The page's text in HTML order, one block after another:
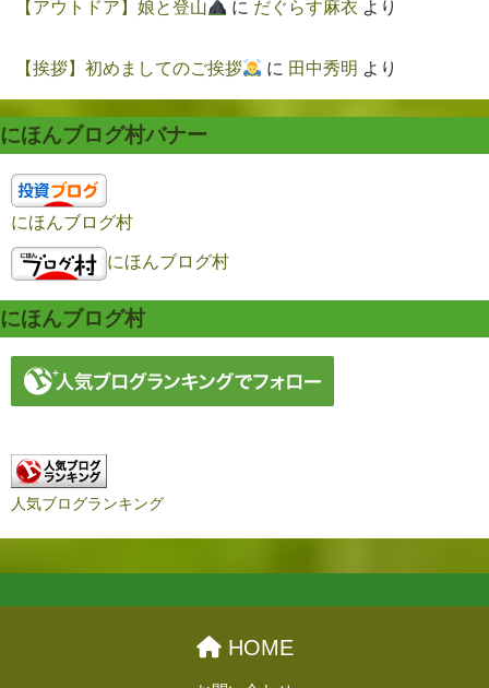
【アウトドア】娘と登山 に だぐらす麻衣 より
【挨拶】初めましてのご挨拶 に 田中秀明 より
にほんブログ村バナー
にほんブログ村
にほんブログ村
にほんブログ村
人気ブログランキング
HOME